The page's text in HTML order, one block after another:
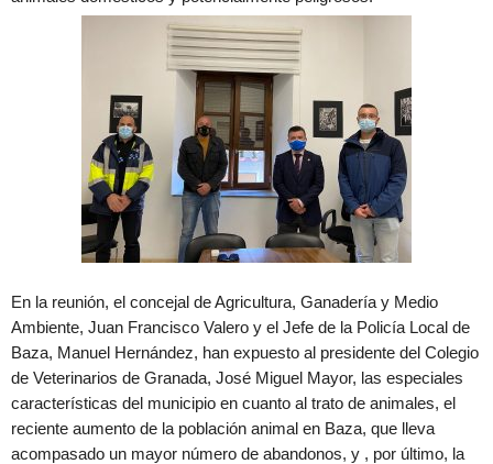
En la reunión, el concejal de Agricultura, Ganadería y Medio
Ambiente, Juan Francisco Valero y el Jefe de la Policía Local de
Baza, Manuel Hernández, han expuesto al presidente del Colegio
de Veterinarios de Granada, José Miguel Mayor, las especiales
características del municipio en cuanto al trato de animales, el
reciente aumento de la población animal en Baza, que lleva
acompasado un mayor número de abandonos, y , por último, la